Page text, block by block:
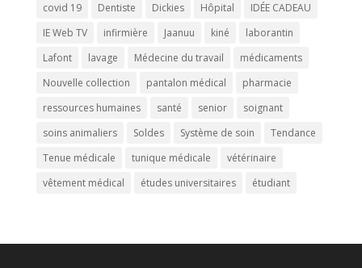
covid 19
Dentiste Dickies Hôpital
IDÉE CADEAU
IE Web TV
infirmière Jaanuu kiné
laborantin
Lafont
lavage Médecine du travail
médicaments
Nouvelle collection
pantalon médical
pharmacie
ressources humaines
santé senior
soignant
soins animaliers
Soldes Système de soin
Tendance
Tenue médicale
tunique médicale
vétérinaire
vêtement médical
études universitaires étudiant